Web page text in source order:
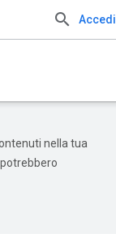
Accedi
nella tua